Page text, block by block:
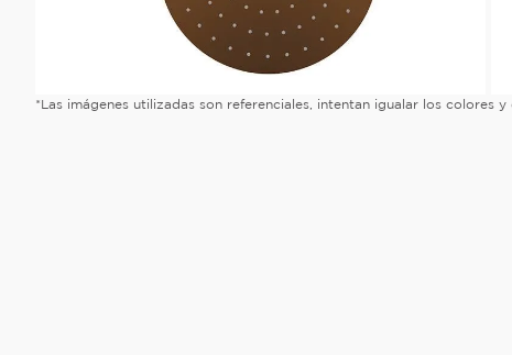
*Las imágenes utilizadas son referenciales, intentan igualar los colores